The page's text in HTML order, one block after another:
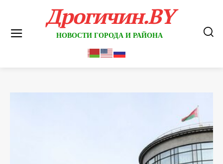
Дрогичин.BY
НОВОСТИ ГОРОДА И РАЙОНА